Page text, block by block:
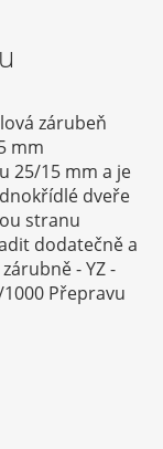
zárubeň
mm
25/15 mm a je
dveře
stranu
dodatečně a
- YZ -
Přepravu